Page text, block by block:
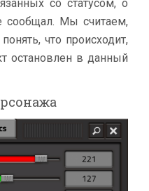
со статусом, о
сообщал. Мы считаем,
что происходит,
остановлен в данный